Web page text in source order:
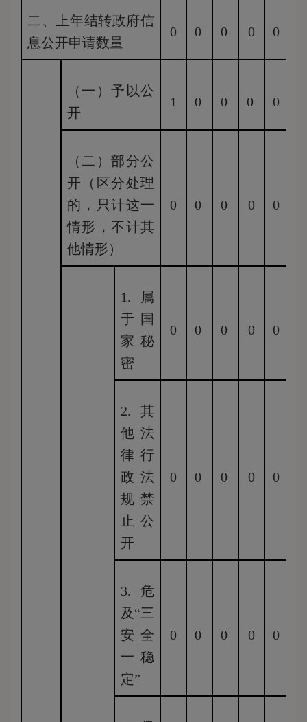
二、上年结转政府信
息公开申请数量
0 0 0 0 0
（一）予以公
开
1 0 0 0 0
（二）部分公
开（区分处理
的，只计这一
情形，不计其
他情形）
0 0 0 0 0
1.属
于国
家秘
密
0 0 0 0 0
2.其
他法
律行
政法
规禁
止公
开
0 0 0 0 0
3.危
及“三
安全
一稳
定”
0 0 0 0 0